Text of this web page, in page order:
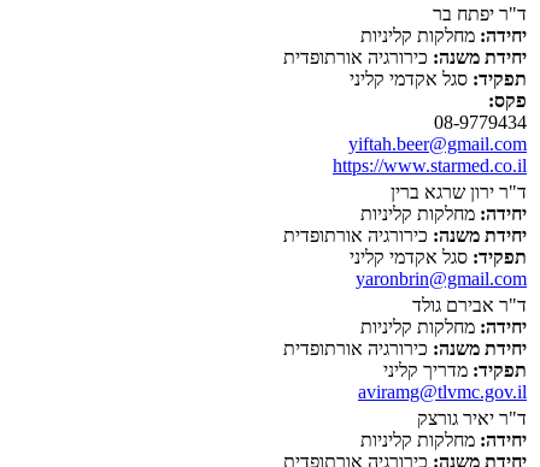
ד"ר יפתח בר
יחידה: מחלקות קליניות
יחידת משנה: כירורגיה אורתופדית
תפקיד: סגל אקדמי קליני
פקס:
08-9779434
yiftah.beer@gmail.com
https://www.starmed.co.il
ד"ר ירון שרגא ברין
יחידה: מחלקות קליניות
יחידת משנה: כירורגיה אורתופדית
תפקיד: סגל אקדמי קליני
yaronbrin@gmail.com
ד"ר אבירם גולד
יחידה: מחלקות קליניות
יחידת משנה: כירורגיה אורתופדית
תפקיד: מדריך קליני
aviramg@tlvmc.gov.il
ד"ר יאיר גורצק
יחידה: מחלקות קליניות
יחידת משנה: כירורגיה אורתופדית